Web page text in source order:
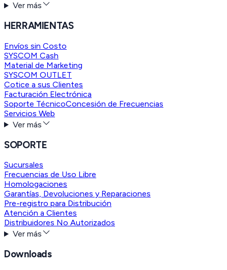
Ver más
HERRAMIENTAS
Envíos sin Costo
SYSCOM Cash
Material de Marketing
SYSCOM OUTLET
Cotice a sus Clientes
Facturación Electrónica
Soporte TécnicoConcesión de Frecuencias
Servicios Web
Ver más
SOPORTE
Sucursales
Frecuencias de Uso Libre
Homologaciones
Garantías, Devoluciones y Reparaciones
Pre-registro para Distribución
Atención a Clientes
Distribuidores No Autorizados
Ver más
Downloads